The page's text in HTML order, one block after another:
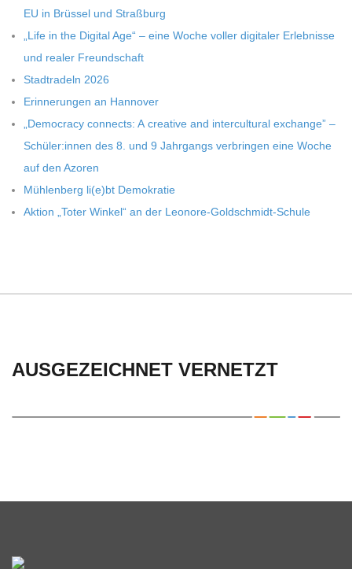
D
T
-
S
C
L
EU in Brüs­sel und Straßburg
„Life in the Digi­tal Age“ – eine Woche vol­ler digi­ta­ler Erleb­nisse
und rea­ler Freundschaft
Stadt­ra­deln 2026
Erin­ne­run­gen an Hannover
„Demo­cracy con­nects: A crea­tive and inter­cul­tu­ral exch­ange” –
Schüler:innen des 8. und 9 Jahr­gangs ver­brin­gen eine Woche
auf den Azoren
Müh­len­berg li(e)bt Demokratie
Aktion „Toter Win­kel“ an der Leonore-Goldschmidt-Schule
AUSGEZEICHNET VERNETZT